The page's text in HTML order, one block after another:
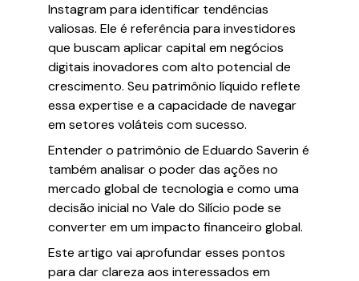
Instagram para identificar tendências
valiosas. Ele é referência para investidores
que buscam aplicar capital em negócios
digitais inovadores com alto potencial de
crescimento. Seu patrimônio líquido reflete
essa expertise e a capacidade de navegar
em setores voláteis com sucesso.
Entender o patrimônio de Eduardo Saverin é
também analisar o poder das ações no
mercado global de tecnologia e como uma
decisão inicial no Vale do Silício pode se
converter em um impacto financeiro global.
Este artigo vai aprofundar esses pontos
para dar clareza aos interessados em